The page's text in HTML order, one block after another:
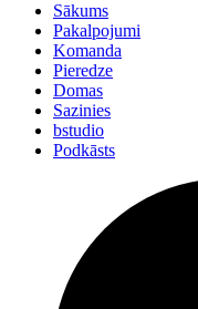
Sākums
Pakalpojumi
Komanda
Pieredze
Domas
Sazinies
bstudio
Podkāsts